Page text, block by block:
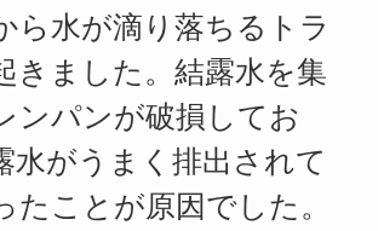
ら水が滴り落ちるトラ
きました。結露水を集
ンパンが破損してお
水がうまく排出されて
たことが原因でした。